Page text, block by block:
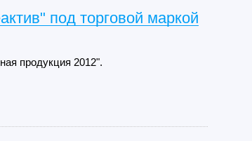
под торговой маркой
продукция 2012".